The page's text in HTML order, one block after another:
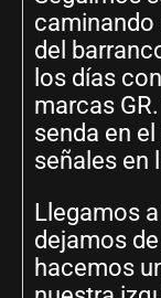
caminando
del
los días
marcas
senda en
señales en
Llegamos
dejamos
hacemos